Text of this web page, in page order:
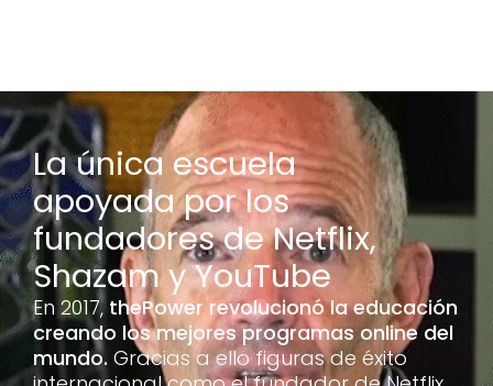
La única escuela
apoyada por los
fundadores de Netflix,
Shazam y YouTube
En 2017, thePower revolucionó la educación
creando los mejores programas online del
mundo. Gracias a ello figuras de éxito